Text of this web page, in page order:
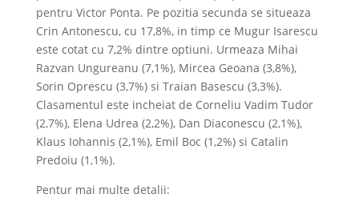
pentru Victor Ponta. Pe pozitia secunda se situeaza
Crin Antonescu, cu 17,8%, in timp ce Mugur Isarescu
este cotat cu 7,2% dintre optiuni. Urmeaza Mihai
Razvan Ungureanu (7,1%), Mircea Geoana (3,8%),
Sorin Oprescu (3,7%) si Traian Basescu (3,3%).
Clasamentul este incheiat de Corneliu Vadim Tudor
(2,7%), Elena Udrea (2,2%), Dan Diaconescu (2,1%),
Klaus Iohannis (2,1%), Emil Boc (1,2%) si Catalin
Predoiu (1,1%).
Pentur mai multe detalii: